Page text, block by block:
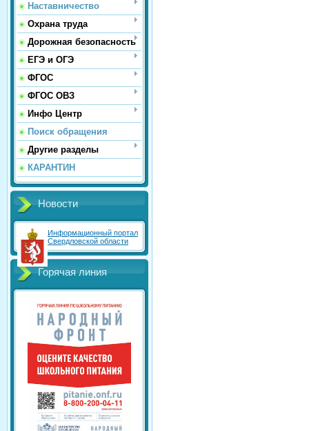
Наставничество
Охрана труда
Дорожная безопасность
ЕГЭ и ОГЭ
ФГОС
ФГОС ОВЗ
Инфо Центр
Поиск обращения
Другие разделы
КАРАНТИН
Новости
Информационный портал
Свердловской области
Горячая линия